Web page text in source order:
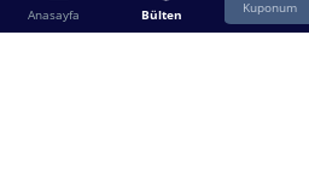
Anasayfa Bülten Kuponum